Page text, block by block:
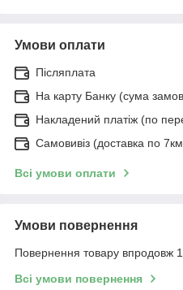
Умови оплати
Післяплата
На карту Банку (сума
Накладений платіж (по
Самовивіз (доставка по
Всі умови оплати
Умови повернення
Повернення товару впродовж
Всі умови повернення